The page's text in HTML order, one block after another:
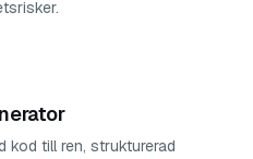
kod till ren, strukturerad